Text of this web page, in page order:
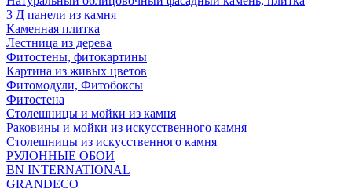
3 Д панели из камня
Каменная плитка
Лестница из дерева
Фитостены, фитокартины
Картина из живых цветов
Фитомодули, Фитобоксы
Фитостена
Столешницы и мойки из камня
Раковины и мойки из искусственного камня
Столешницы из искусственного камня
РУЛОННЫЕ ОБОИ
BN INTERNATIONAL
GRANDECO